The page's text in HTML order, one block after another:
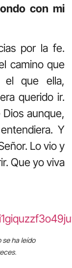
con mi
por la fe.
camino que
que ella,
querido ir.
aunque,
Y
Lo vio y
Que yo viva
ha leído